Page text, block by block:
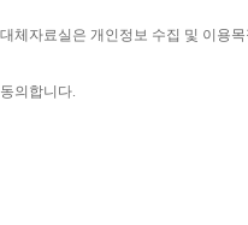
대체자료실은 개인정보 수집 및 이용
동의합니다.